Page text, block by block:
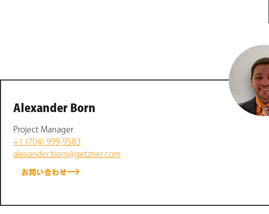
Alexander Born
Project Manager
+1 (704) 999-9583
alexander.born@getzner.com
お問い合わせ